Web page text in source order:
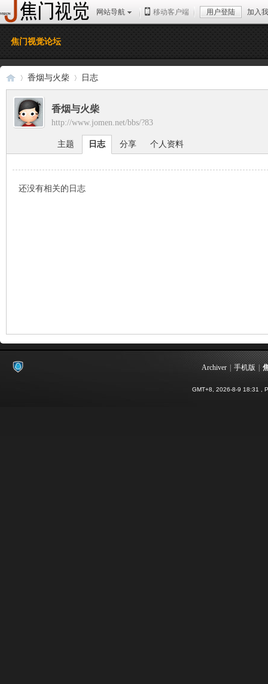
网站导航 移动客户端 用户登陆 加入
焦门视觉论坛
焦
影
›
香烟与火柴 日志
香烟与火柴
http://www.jomen.net/bbs/?83
主题 日志 分享 个人资料
还没有相关的日志
Archiver | 手机版 |
GMT+8, 2026-8-9 18:31 ,